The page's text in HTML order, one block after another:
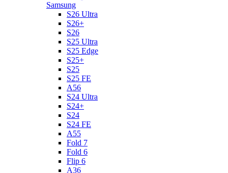
Samsung
S26 Ultra
S26+
S26
S25 Ultra
S25 Edge
S25+
S25
S25 FE
A56
S24 Ultra
S24+
S24
S24 FE
A55
Fold 7
Fold 6
Flip 6
A36